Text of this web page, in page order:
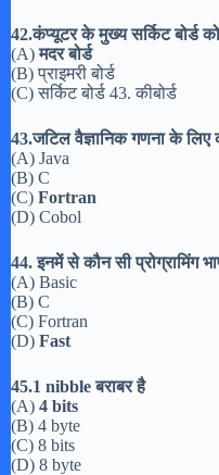
42.कंप्यूटर के मुख्य सर्किट बोर्ड
(A)मदर बोर्ड
(B) प्राइमरी बोर्ड
(C) सर्किट बोर्ड 43. कीबोर्ड
43.जटिल वैज्ञानिक गणना के लिए
(A) Java
(B) C
(C) Fortran
(D) Cobol
44. इनमें से कौन सी प्रोग्रामिंग
(A) Basic
(B) C
(C) Fortran
(D) Fast
45.1 nibble बराबर है
(A) 4 bits
(B) 4 byte
(C) 8 bits
(D) 8 byte